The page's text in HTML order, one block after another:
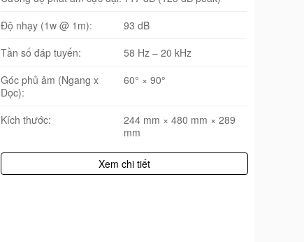
Độ nhạy (1w @ 1m):
93 dB
Tần số đáp tuyến:
58 Hz – 20 kHz
Góc phủ âm (Ngang x
Dọc):
60° × 90°
Kích thước:
244 mm × 480 mm × 289
mm
Xem chi tiết